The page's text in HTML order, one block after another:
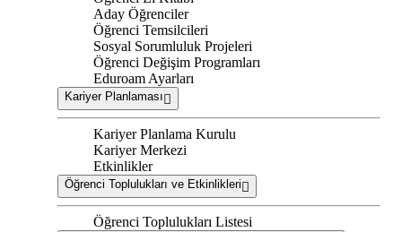
Aday Öğrenciler
Öğrenci Temsilcileri
Sosyal Sorumluluk Projeleri
Öğrenci Değişim Programları
Eduroam Ayarları
Kariyer Planlaması
Kariyer Planlama Kurulu
Kariyer Merkezi
Etkinlikler
Öğrenci Toplulukları ve Etkinlikleri
Öğrenci Toplulukları Listesi